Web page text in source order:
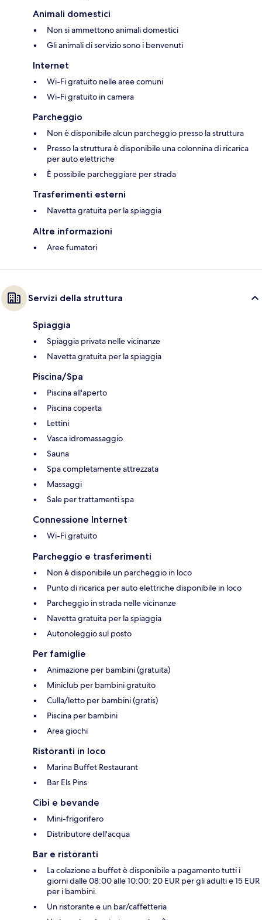
Animali domestici
Non si ammettono animali domestici
Gli animali di servizio sono i benvenuti
Internet
Wi-Fi gratuito nelle aree comuni
Wi-Fi gratuito in camera
Parcheggio
Non è disponibile alcun parcheggio presso la struttura
Presso la struttura è disponibile una colonnina di ricarica
per auto elettriche
È possibile parcheggiare per strada
Trasferimenti esterni
Navetta gratuita per la spiaggia
Altre informazioni
Aree fumatori
Servizi della struttura
Spiaggia
Spiaggia privata nelle vicinanze
Navetta gratuita per la spiaggia
Piscina/Spa
Piscina all'aperto
Piscina coperta
Lettini
Vasca idromassaggio
Sauna
Spa completamente attrezzata
Massaggi
Sale per trattamenti spa
Connessione Internet
Wi-Fi gratuito
Parcheggio e trasferimenti
Non è disponibile un parcheggio in loco
Punto di ricarica per auto elettriche disponibile in loco
Parcheggio in strada nelle vicinanze
Navetta gratuita per la spiaggia
Autonoleggio sul posto
Per famiglie
Animazione per bambini (gratuita)
Miniclub per bambini gratuito
Culla/letto per bambini (gratis)
Piscina per bambini
Area giochi
Ristoranti in loco
Marina Buffet Restaurant
Bar Els Pins
Cibi e bevande
Mini-frigorifero
Distributore dell'acqua
Bar e ristoranti
La colazione a buffet è disponibile a pagamento tutti i
giorni dalle 08:00 alle 10:00: 20 EUR per gli adulti e 15 EUR
per i bambini.
Un ristorante e un bar/caffetteria